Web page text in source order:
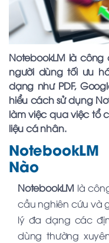
NotebookLM là
người dùng tối ưu
dạng như PDF,
hiểu cách sử dụng
làm việc qua việc tổ
liệu cá nhân.
Nào
NotebookLM là
cầu nghiên cứu và
lý đa dạng các
dùng thường